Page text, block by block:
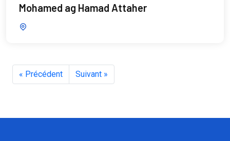
Mohamed ag Hamad Attaher
« Précédent Suivant »